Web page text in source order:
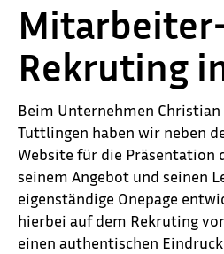
Rekruting
Beim Unternehmen Christian
Tuttlingen haben wir neben
Website für die Präsentation
seinem Angebot und seinen
eigenständige Onepage
hierbei auf dem Rekruting
einen authentischen